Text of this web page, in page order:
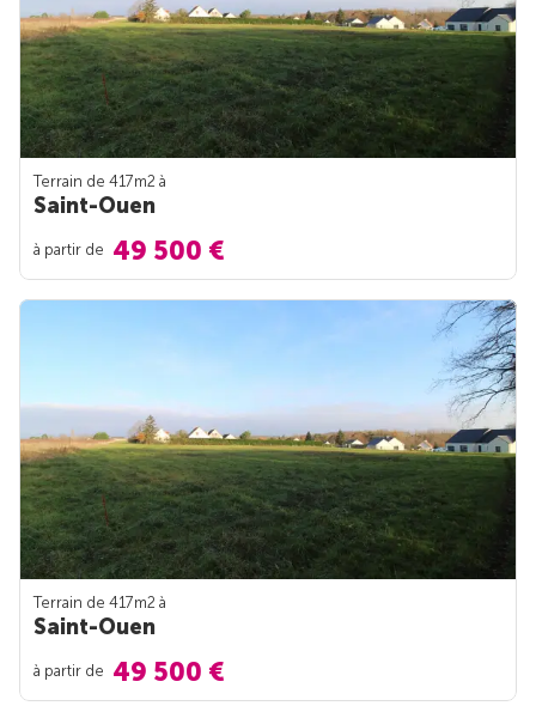
Terrain de 417m2 à
Saint-Ouen
à partir de 49 500 €
Terrain de 417m2 à
Saint-Ouen
à partir de 49 500 €